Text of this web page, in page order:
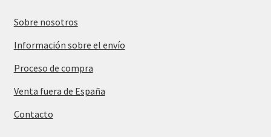
Sobre nosotros
Información sobre el envío
Proceso de compra
Venta fuera de España
Contacto